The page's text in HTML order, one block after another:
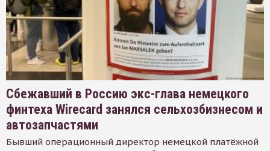
Сбежавший в Россию экс-глава немецкого
финтеха Wirecard занялся сельхозбизнесом и
автозапчастями
Бывший операционный директор немецкой платёжной